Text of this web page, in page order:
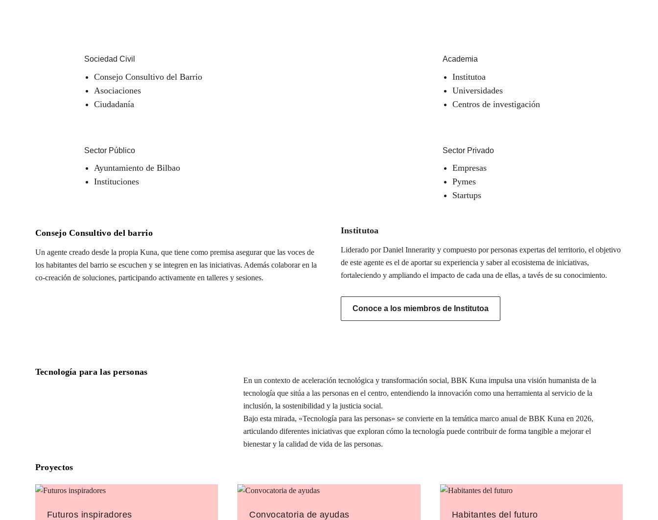
Sociedad Civil
Consejo Consultivo del Barrio
Asociaciones
Ciudadanía
Sector Público
Ayuntamiento de Bilbao
Instituciones
Academia
Institutoa
Universidades
Centros de investigación
Sector Privado
Empresas
Pymes
Startups
Consejo Consultivo del barrio
Un agente creado desde la propia Kuna, que tiene como premisa asegurar que las voces de
los habitantes del barrio se escuchen y se integren en las iniciativas. Además colaborar en la
co-creación de soluciones, participando activamente en talleres y sesiones.
Institutoa
Liderado por Daniel Innerarity y compuesto por personas expertas del territorio, el objetivo
de este agente es el de aportar su experiencia y saber al ecosistema de iniciativas,
fortaleciendo y ampliando el impacto de cada una de ellas, a tavés de su conocimiento.
Conoce a los miembros de Institutoa
Tecnología para las personas
En un contexto de aceleración tecnológica y transformación social, BBK Kuna impulsa una visión humanista de la
tecnología que sitúa a las personas en el centro, entendiendo la innovación como una herramienta al servicio de la
inclusión, la sostenibilidad y la justicia social.
Bajo esta mirada, «Tecnología para las personas» se convierte en la temática marco anual de BBK Kuna en 2026,
articulando diferentes iniciativas que exploran cómo la tecnología puede contribuir de forma tangible a mejorar el
bienestar y la calidad de vida de las personas.
Proyectos
Futuros inspiradores Convocatoria de ayudas Habitantes del futuro